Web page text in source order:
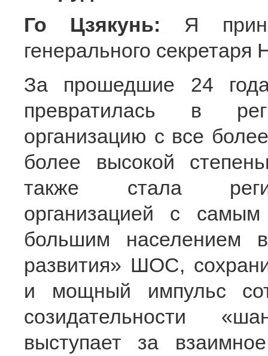
Го Цзякунь: Я
генерального
За прошедшие 24
превратилась в
организацию с все
более высокой
также стала
организацией с
большим населением
развития» ШОС,
и мощный импульс
созидательности
выступает за